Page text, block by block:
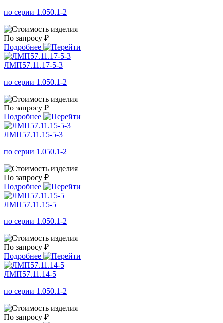
по серии 1.050.1-2
По запросу ₽
Подробнее
ЛМП57.11.17-5-3
по серии 1.050.1-2
По запросу ₽
Подробнее
ЛМП57.11.15-5-3
по серии 1.050.1-2
По запросу ₽
Подробнее
ЛМП57.11.15-5
по серии 1.050.1-2
По запросу ₽
Подробнее
ЛМП57.11.14-5
по серии 1.050.1-2
По запросу ₽